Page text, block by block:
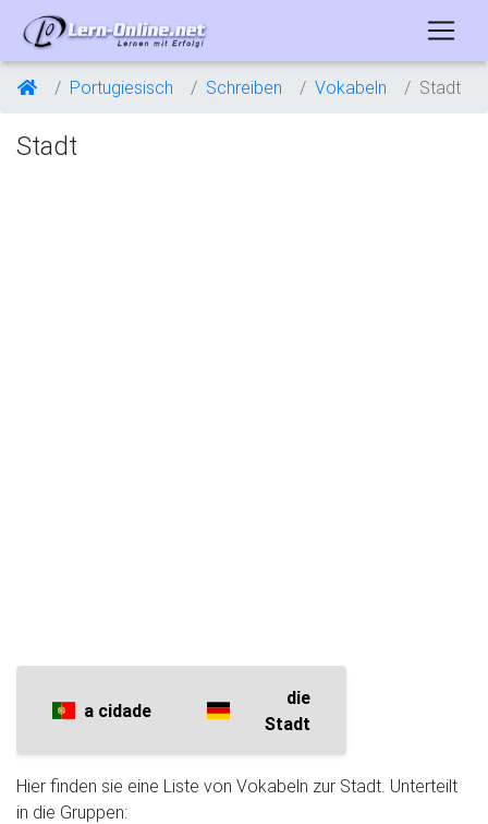
Portugiesisch Schreiben Vokabeln Stadt
Stadt
a cidade
die
Stadt
Hier finden sie eine Liste von Vokabeln zur Stadt. Unterteilt
in die Gruppen: